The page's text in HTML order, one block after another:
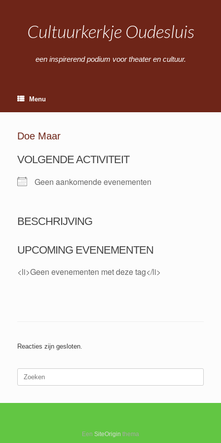
Cultuurkerkje Oudesluis
een inspirerend podium voor theater en cultuur.
Menu
Doe Maar
VOLGENDE ACTIVITEIT
Geen aankomende evenementen
BESCHRIJVING
UPCOMING EVENEMENTEN
<li>Geen evenementen met deze tag</li>
Reacties zijn gesloten.
Zoeken
Een SiteOrigin thema